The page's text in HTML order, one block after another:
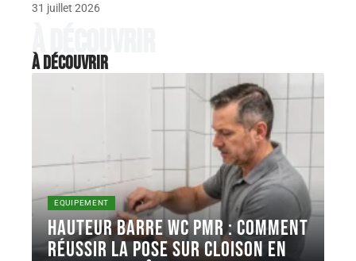
31 juillet 2026
À découvrir
À découvrir
EQUIPEMENT
Hauteur barre WC PMR : comment
réussir la pose sur cloison en